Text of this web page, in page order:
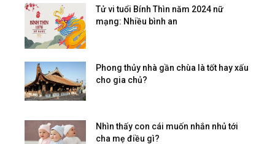
Tử vi tuổi Bính Thìn năm 2024 nữ
mạng: Nhiều bình an
Phong thủy nhà gần chùa là tốt hay xấu
cho gia chủ?
Nhìn thấy con cái muốn nhắn nhủ tới
cha mẹ điều gì?